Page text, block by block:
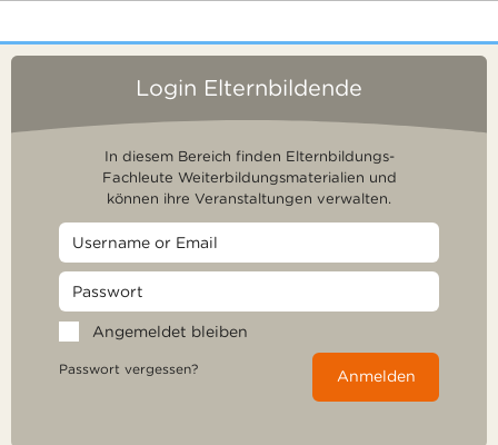
Login Elternbildende
In diesem Bereich finden Elternbildungs-
Fachleute Weiterbildungsmaterialien und
können ihre Veranstaltungen verwalten.
Angemeldet bleiben
Passwort vergessen? Anmelden